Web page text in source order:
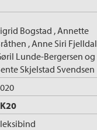
Bogstad , Annette
, Anne Siri Fjelldal
Lunde-Bergersenog
Skjelstad Svendsen